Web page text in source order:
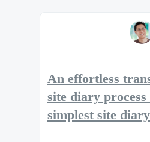
An effortless
site diary
simplest site